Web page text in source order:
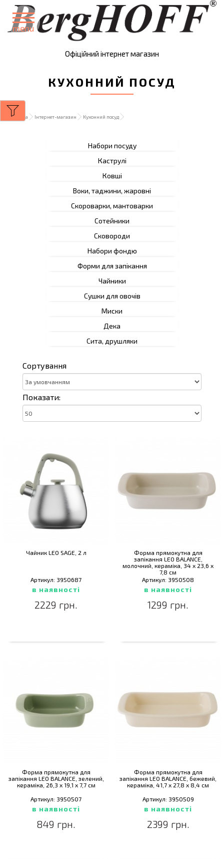
menu
Офіційний інтернет магазин
КУХОННИЙ ПОСУД
Головна Інтернет-магазин Кухонний посуд
Набори посуду
Каструлі
Ковші
Воки, таджини, жаровні
Скороварки, мантоварки
Сотейники
Сковороди
Набори фондю
Форми для запікання
Чайники
Сушки для овочів
Миски
Дека
Сита, друшляки
Сортування
Показати:
Чайник LEO SAGE, 2 л
Артикул: 3950687
в наявності
2229 грн.
Форма прямокутна для
запікання LEO BALANCE,
молочний, кераміка, 34 х 23,6 х
7,8 см
Артикул: 3950508
в наявності
1299 грн.
Форма прямокутна для
запікання LEO BALANCE, зелений,
кераміка, 26,3 х 19,1 х 7,7 см
Артикул: 3950507
в наявності
849 грн.
Форма прямокутна для
запікання LEO BALANCE, бежевий,
кераміка, 41,7 x 27,8 x 8,4 см
Артикул: 3950509
в наявності
2399 грн.